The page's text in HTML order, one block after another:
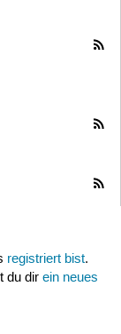
registriert bist.
du dir ein neues